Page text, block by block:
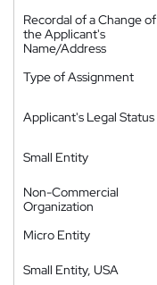
Recordal of a Change of
the Applicant's
Name/Address
Type of Assignment
Applicant's Legal Status
Small Entity
Non-Commercial
Organization
Micro Entity
Small Entity, USA